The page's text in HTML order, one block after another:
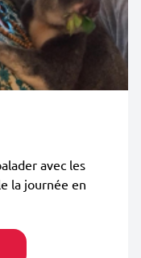
avec les
la journée en